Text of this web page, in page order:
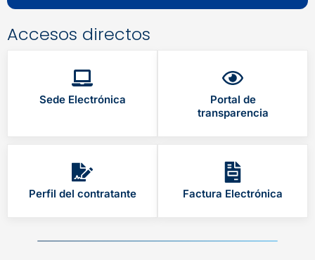
Accesos directos
Sede Electrónica
Portal de
transparencia
Perfil del contratante Factura Electrónica